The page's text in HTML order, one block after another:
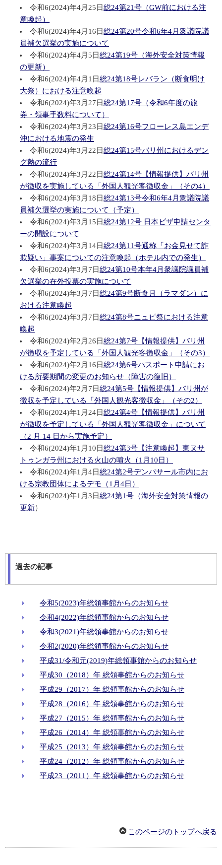
令和6(2024)年4月25日総24第21号（GW前における注
意喚起）
令和6(2024)年4月16日総24第20号令和6年4月衆議院議
員補欠選挙の実施について
令和6(2024)年4月5日総24第19号（海外安全対策情報
の更新）
令和6(2024)年4月1日総24第18号レバラン（断食明け
大祭）における注意喚起
令和6(2024)年3月27日総24第17号（令和6年度の旅
券・領事手数料について）
令和6(2024)年3月23日総24第16号フローレス島エンデ
沖における地震の発生
令和6(2024)年3月22日総24第15号バリ州におけるデン
グ熱の流行
令和6(2024)年3月22日総24第14号【情報提供】バリ州
が徴収を実施している「外国人観光客徴収金」（その4）
令和6(2024)年3月18日総24第13号令和6年4月衆議院議
員補欠選挙の実施について（予定）
令和6(2024)年3月15日総24第12号 日本ビザ申請センタ
ーの開設について
令和6(2024)年3月14日総24第11号通称「お金見せて詐
欺疑い」事案についての注意喚起（ホテル内での発生）
令和6(2024)年3月7日総24第10号本年4月衆議院議員補
欠選挙の在外投票の実施について
令和6(2024)年3月7日総24第9号断食月（ラマダン）に
おける注意喚起
令和6(2024)年3月7日総24第8号ニュピ祭における注意
喚起
令和6(2024)年2月26日総24第7号【情報提供】バリ州
が徴収を予定している「外国人観光客徴収金」（その3）
令和6(2024)年2月16日総24第6号パスポート申請にお
ける所要期間の変更のお知らせ（障害の復旧）
令和6(2024)年2月7日総24第5号【情報提供】バリ州が
徴収を予定している「外国人観光客徴収金」（その2）
令和6(2024)年1月24日総24第4号【情報提供】バリ州
が徴収を予定している「外国人観光客徴収金」について
（2 月 14 日から実施予定）
令和6(2024)年1月10日総24第3号【注意喚起】東ヌサ
トゥンガラ州における火山の噴火（1月10日）
令和6(2024)年1月4日総24第2号デンパサール市内にお
ける宗教団体によるデモ（1月4日）
令和6(2024)年1月3日総24第1号（海外安全対策情報の
更新）
過去の記事
令和5(2023)年総領事館からのお知らせ
令和4(2022)年総領事館からのお知らせ
令和3(2021)年総領事館からのお知らせ
令和2(2020)年総領事館からのお知らせ
平成31/令和元(2019)年総領事館からのお知らせ
平成30（2018）年 総領事館からのお知らせ
平成29（2017）年 総領事館からのお知らせ
平成28（2016）年 総領事館からのお知らせ
平成27（2015）年 総領事館からのお知らせ
平成26（2014）年 総領事館からのお知らせ
平成25（2013）年 総領事館からのお知らせ
平成24（2012）年 総領事館からのお知らせ
平成23（2011）年 総領事館からのお知らせ
このページのトップへ戻る